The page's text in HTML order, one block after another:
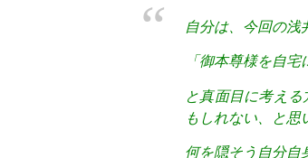
自分は、今回の浅
「御本尊様を自宅
と真面目に考え
もしれない、と思
何を隠そう自分自